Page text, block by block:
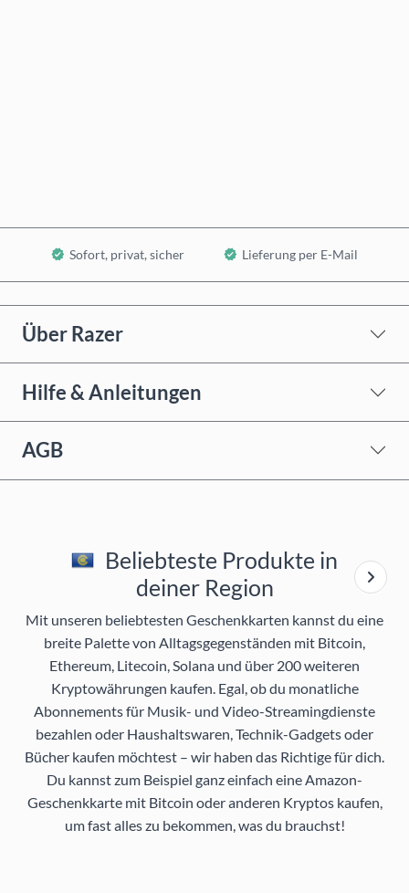
Sofort, privat, sicher Lieferung per E-Mail
Über Razer
Hilfe & Anleitungen
AGB
Beliebteste Produkte in
deiner Region
Mit unseren beliebtesten Geschenkkarten kannst du eine
breite Palette von Alltagsgegenständen mit Bitcoin,
Ethereum, Litecoin, Solana und über 200 weiteren
Kryptowährungen kaufen. Egal, ob du monatliche
Abonnements für Musik- und Video-Streamingdienste
bezahlen oder Haushaltswaren, Technik-Gadgets oder
Bücher kaufen möchtest – wir haben das Richtige für dich.
Du kannst zum Beispiel ganz einfach eine Amazon-
Geschenkkarte mit Bitcoin oder anderen Kryptos kaufen,
um fast alles zu bekommen, was du brauchst!